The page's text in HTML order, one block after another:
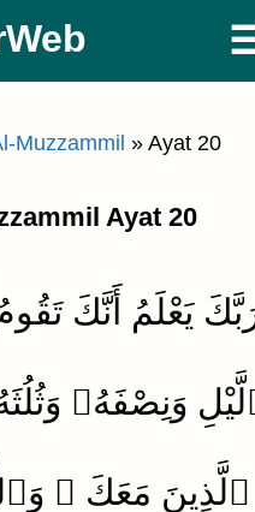
Muzzammil » Ayat 20
Ayat 20
يَعْلَمُ أَنَّكَ
وَنِصْفَهُۥ
مَعَكَ